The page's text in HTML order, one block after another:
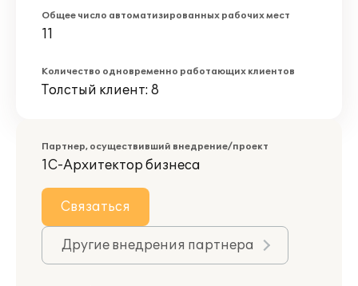
Общее число автоматизированных рабочих мест
11
Количество одновременно работающих клиентов
Толстый клиент: 8
Партнер, осуществивший внедрение/проект
1С-Архитектор бизнеса
Связаться
Другие внедрения партнера